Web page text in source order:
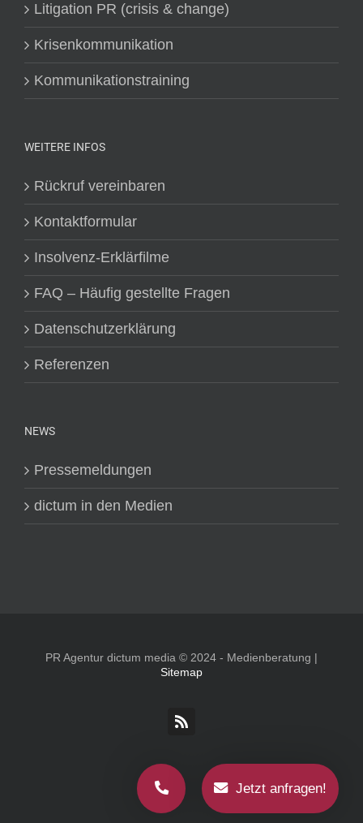
Litigation PR (crisis & change)
Krisenkommunikation
Kommunikationstraining
WEITERE INFOS
Rückruf vereinbaren
Kontaktformular
Insolvenz-Erklärfilme
FAQ – Häufig gestellte Fragen
Datenschutzerklärung
Referenzen
NEWS
Pressemeldungen
dictum in den Medien
PR Agentur dictum media © 2024 - Medienberatung |
Sitemap
Rss
Jetzt anfragen!